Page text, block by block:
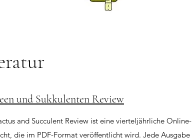
und Sukkulenten Review
and Succulent Review ist eine vierteljährliche Online-
die im PDF-Format veröffentlicht wird. Jede Ausgabe